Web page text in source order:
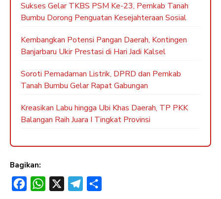
Sukses Gelar TKBS PSM Ke-23, Pemkab Tanah
Bumbu Dorong Penguatan Kesejahteraan Sosial
Kembangkan Potensi Pangan Daerah, Kontingen
Banjarbaru Ukir Prestasi di Hari Jadi Kalsel
Soroti Pemadaman Listrik, DPRD dan Pemkab
Tanah Bumbu Gelar Rapat Gabungan
Kreasikan Labu hingga Ubi Khas Daerah, TP PKK
Balangan Raih Juara I Tingkat Provinsi
Bagikan:
W